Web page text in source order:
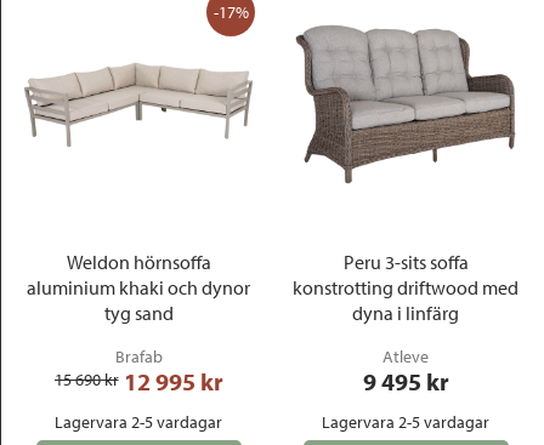
-17%
Weldon hörnsoffa
aluminium khaki och dynor
tyg sand
Brafab
15 690 kr 12 995 kr
Lagervara 2-5 vardagar
Peru 3-sits soffa
konstrotting driftwood med
dyna i linfärg
Atleve
9 495 kr
Lagervara 2-5 vardagar